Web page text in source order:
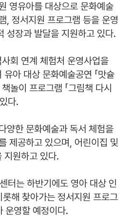
영유아를 대상으로 문화예술
, 정서지원 프로그램 등을 운영
성장과 발달을 지원하고 있다.
회 연계 체험처 운영사업을
아 대상 문화예술공연 「맛슐
놀이 프로그램 「그림책 다시
다.
양한 문화예술과 독서 체험을
제공하고 있으며, 어린이집 및
지원하고 있다.
터는 하반기에도 영아 대상 인
롯해 찾아가는 정서지원 프로그
운영할 예정이다.